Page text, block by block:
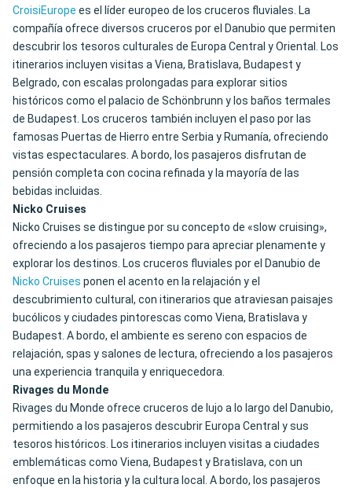
CroisiEurope es el líder europeo de los cruceros fluviales. La
compañía ofrece diversos cruceros por el Danubio que permiten
descubrir los tesoros culturales de Europa Central y Oriental. Los
itinerarios incluyen visitas a Viena, Bratislava, Budapest y
Belgrado, con escalas prolongadas para explorar sitios
históricos como el palacio de Schönbrunn y los baños termales
de Budapest. Los cruceros también incluyen el paso por las
famosas Puertas de Hierro entre Serbia y Rumanía, ofreciendo
vistas espectaculares. A bordo, los pasajeros disfrutan de
pensión completa con cocina refinada y la mayoría de las
bebidas incluidas.
Nicko Cruises
Nicko Cruises se distingue por su concepto de «slow cruising»,
ofreciendo a los pasajeros tiempo para apreciar plenamente y
explorar los destinos. Los cruceros fluviales por el Danubio de
Nicko Cruises ponen el acento en la relajación y el
descubrimiento cultural, con itinerarios que atraviesan paisajes
bucólicos y ciudades pintorescas como Viena, Bratislava y
Budapest. A bordo, el ambiente es sereno con espacios de
relajación, spas y salones de lectura, ofreciendo a los pasajeros
una experiencia tranquila y enriquecedora.
Rivages du Monde
Rivages du Monde ofrece cruceros de lujo a lo largo del Danubio,
permitiendo a los pasajeros descubrir Europa Central y sus
tesoros históricos. Los itinerarios incluyen visitas a ciudades
emblemáticas como Viena, Budapest y Bratislava, con un
enfoque en la historia y la cultura local. A bordo, los pasajeros